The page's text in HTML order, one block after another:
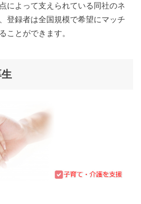
によって支えられている同社のネ
登録者は全国規模で希望にマッチ
ことができます。